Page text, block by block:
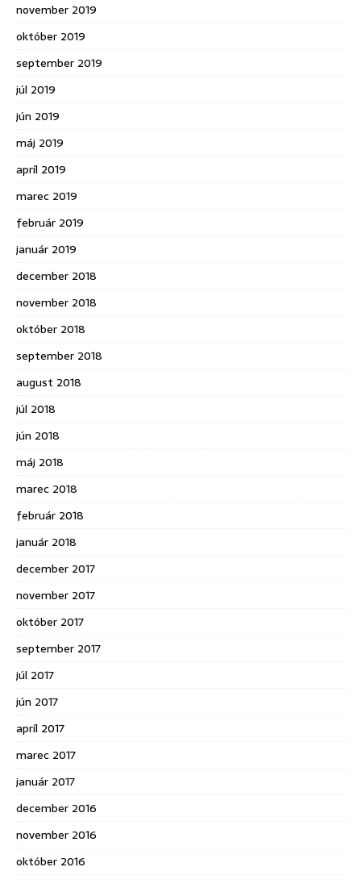
november 2019
október 2019
september 2019
júl 2019
jún 2019
máj 2019
apríl 2019
marec 2019
február 2019
január 2019
december 2018
november 2018
október 2018
september 2018
august 2018
júl 2018
jún 2018
máj 2018
marec 2018
február 2018
január 2018
december 2017
november 2017
október 2017
september 2017
júl 2017
jún 2017
apríl 2017
marec 2017
január 2017
december 2016
november 2016
október 2016